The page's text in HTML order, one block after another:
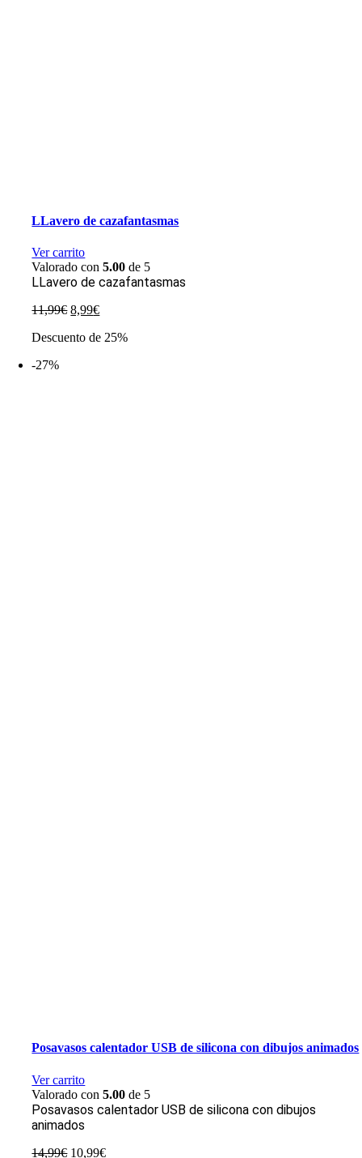
LLavero de cazafantasmas
Ver carrito
Valorado con5.00 de 5
LLavero de cazafantasmas
11,99€ El
original
8,99€El
actual
Descuento de 25%
-27%
Posavasos calentador USB de silicona con dibujos animados
Ver carrito
Valorado con5.00 de 5
Posavasos calentador USB de silicona con dibujos
animados
14,99€ El
10,99€El